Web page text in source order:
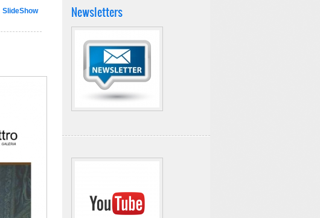
SlideShow Newsletters